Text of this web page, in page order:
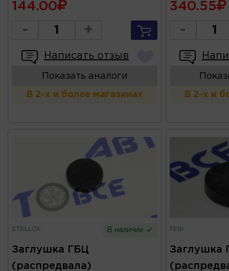
144.00
- +
Написать отзыв
Показать аналоги
В 2-х и более магазинах
340.55
-
В 2-х и
STELLOX В наличии
Заглушка ГБЦ
(распредвала)
FEBI
Заглушка